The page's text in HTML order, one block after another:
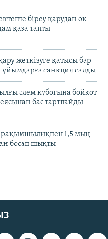
біреу қарудан оқ
қаза тапты
жеткізуге қатысы бар
санкция салды
әлем кубогына бойкот
бас тартпайды
рақымшылықпен 1,5 мың
босап шықты